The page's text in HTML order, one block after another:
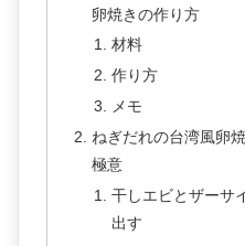
卵焼きの作り方
材料
作り方
メモ
ねぎだれの台湾風卵
極意
干しエビとザーサ
出す